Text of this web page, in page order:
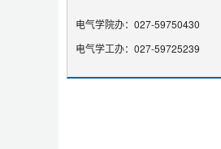
电气学院办：027-59750430
电气学工办：027-59725239